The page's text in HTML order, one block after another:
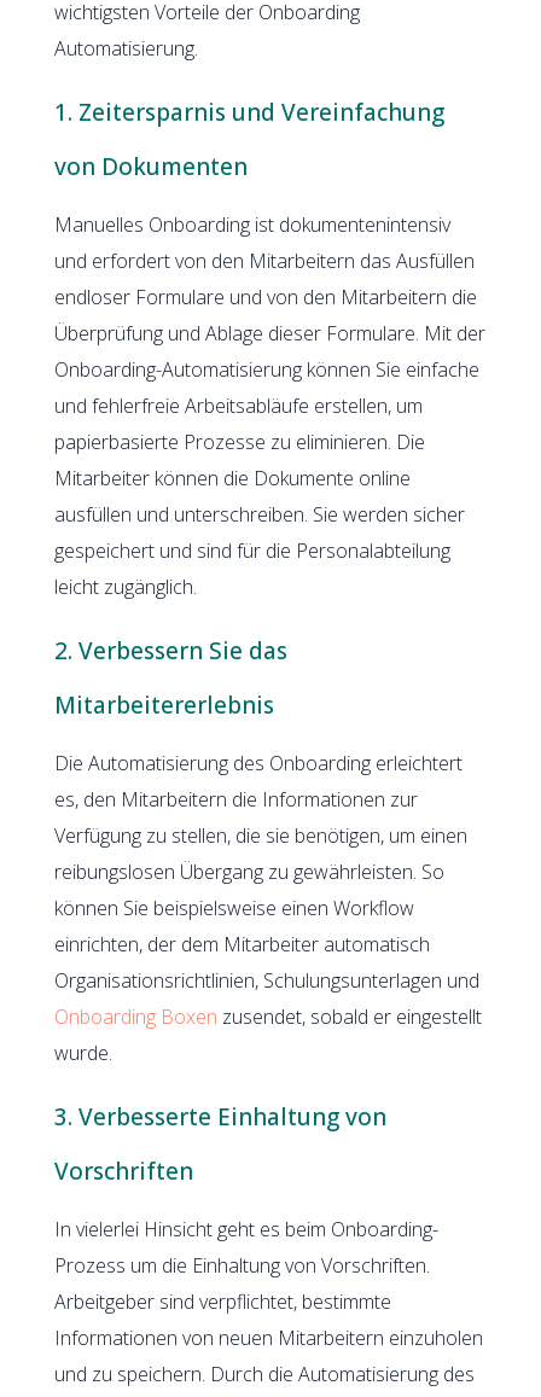
wichtigsten Vorteile der Onboarding
Automatisierung.
1. Zeitersparnis und Vereinfachung
von Dokumenten
Manuelles Onboarding ist dokumentenintensiv
und erfordert von den Mitarbeitern das Ausfüllen
endloser Formulare und von den Mitarbeitern die
Überprüfung und Ablage dieser Formulare. Mit der
Onboarding-Automatisierung können Sie einfache
und fehlerfreie Arbeitsabläufe erstellen, um
papierbasierte Prozesse zu eliminieren. Die
Mitarbeiter können die Dokumente online
ausfüllen und unterschreiben. Sie werden sicher
gespeichert und sind für die Personalabteilung
leicht zugänglich.
2. Verbessern Sie das
Mitarbeitererlebnis
Die Automatisierung des Onboarding erleichtert
es, den Mitarbeitern die Informationen zur
Verfügung zu stellen, die sie benötigen, um einen
reibungslosen Übergang zu gewährleisten. So
können Sie beispielsweise einen Workflow
einrichten, der dem Mitarbeiter automatisch
Organisationsrichtlinien, Schulungsunterlagen und
Onboarding Boxen zusendet, sobald er eingestellt
wurde.
3. Verbesserte Einhaltung von
Vorschriften
In vielerlei Hinsicht geht es beim Onboarding-
Prozess um die Einhaltung von Vorschriften.
Arbeitgeber sind verpflichtet, bestimmte
Informationen von neuen Mitarbeitern einzuholen
und zu speichern. Durch die Automatisierung des